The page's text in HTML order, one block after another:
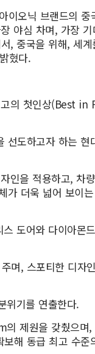
이오닉 브랜드의 중
야심 차며, 가장 기
, 중국을 위해, 세계
혔다.
고의 첫인상(Best in
선도하고자 하는 현
인을 적용하고, 차
가 더욱 넓어 보이
도어와 다이아몬
며, 스포티한 디자
위기를 연출한다.
제원을 갖췄으며,
해 동급 최고 수준